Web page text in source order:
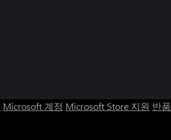
Microsoft 계정 Microsoft Store 지원 반품